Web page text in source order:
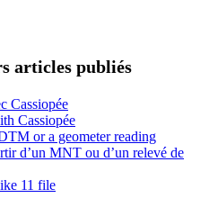
articles publiés
Cassiopée
Cassiopée
or a geometer reading
d’un MNT ou d’un relevé de
11 file